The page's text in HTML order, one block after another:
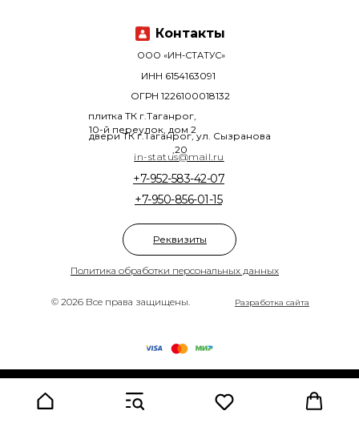
© 2026 Все права защищены.
Политика обработки персональных данных
+7-950-856-01-15
+7-952-583-42-07
ООО «ИН-СТАТУС»
плитка ТК г.Таганрог,
10-й переулок, дом 2
двери ТК г.Таганрог, ул. Сызранова
,20
ОГРН 1226100018132
ИНН 6154163091
Разработка сайта
in-status@mail.ru
Контакты
Реквизиты
Made on Tilda